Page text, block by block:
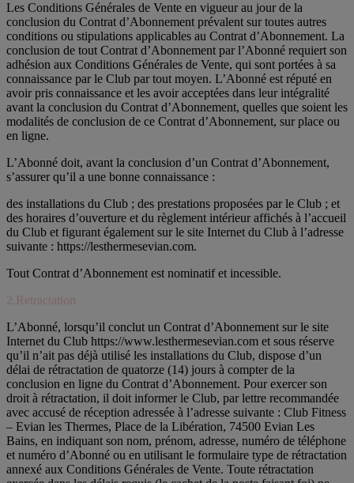
Les Conditions Générales de Vente en vigueur au jour de la
conclusion du Contrat d’Abonnement prévalent sur toutes autres
conditions ou stipulations applicables au Contrat d’Abonnement. La
conclusion de tout Contrat d’Abonnement par l’Abonné requiert son
adhésion aux Conditions Générales de Vente, qui sont portées à sa
connaissance par le Club par tout moyen. L’Abonné est réputé en
avoir pris connaissance et les avoir acceptées dans leur intégralité
avant la conclusion du Contrat d’Abonnement, quelles que soient les
modalités de conclusion de ce Contrat d’Abonnement, sur place ou
en ligne.
L’Abonné doit, avant la conclusion d’un Contrat d’Abonnement,
s’assurer qu’il a une bonne connaissance :
des installations du Club ; des prestations proposées par le Club ; et
des horaires d’ouverture et du règlement intérieur affichés à l’accueil
du Club et figurant également sur le site Internet du Club à l’adresse
suivante : https://lesthermesevian.com.
Tout Contrat d’Abonnement est nominatif et incessible.
2.Retractation
L’Abonné, lorsqu’il conclut un Contrat d’Abonnement sur le site
Internet du Club https://www.lesthermesevian.com et sous réserve
qu’il n’ait pas déjà utilisé les installations du Club, dispose d’un
délai de rétractation de quatorze (14) jours à compter de la
conclusion en ligne du Contrat d’Abonnement. Pour exercer son
droit à rétractation, il doit informer le Club, par lettre recommandée
avec accusé de réception adressée à l’adresse suivante : Club Fitness
– Evian les Thermes, Place de la Libération, 74500 Evian Les
Bains, en indiquant son nom, prénom, adresse, numéro de téléphone
et numéro d’Abonné ou en utilisant le formulaire type de rétractation
annexé aux Conditions Générales de Vente. Toute rétractation